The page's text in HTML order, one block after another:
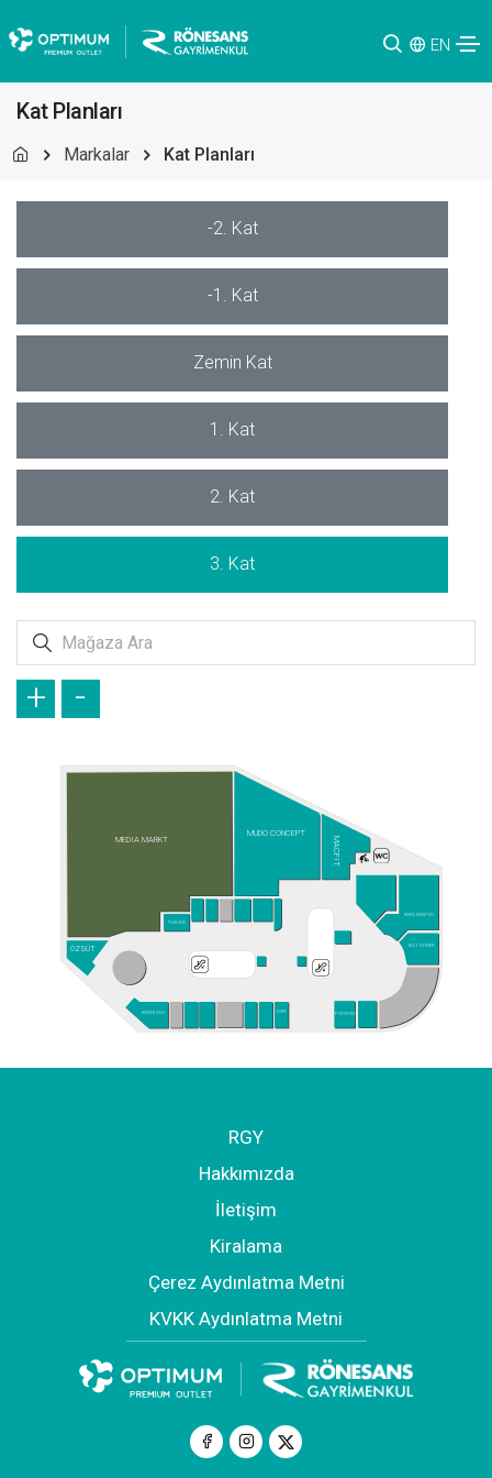
EN
Kat Planları
Markalar Kat Planları
-2. Kat
-1. Kat
Zemin Kat
1. Kat
2. Kat
3. Kat
ARBY'S
BAY DÖNER
BURGER KING
BURSA KEBAP EVİ
MEDIA MARKT
MUDO CONCEPT
ÖZSÜT
PLAYLAND
POPEYES
MACFIT
+ -
RGY
Hakkımızda
İletişim
Kiralama
Çerez Aydınlatma Metni
KVKK Aydınlatma Metni